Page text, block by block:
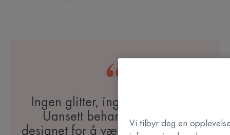
Ingen glitter, ingen dikkedarer.
Uansett behandling er den
designet for å være trygg, effektiv,
Vi tilbyr deg en